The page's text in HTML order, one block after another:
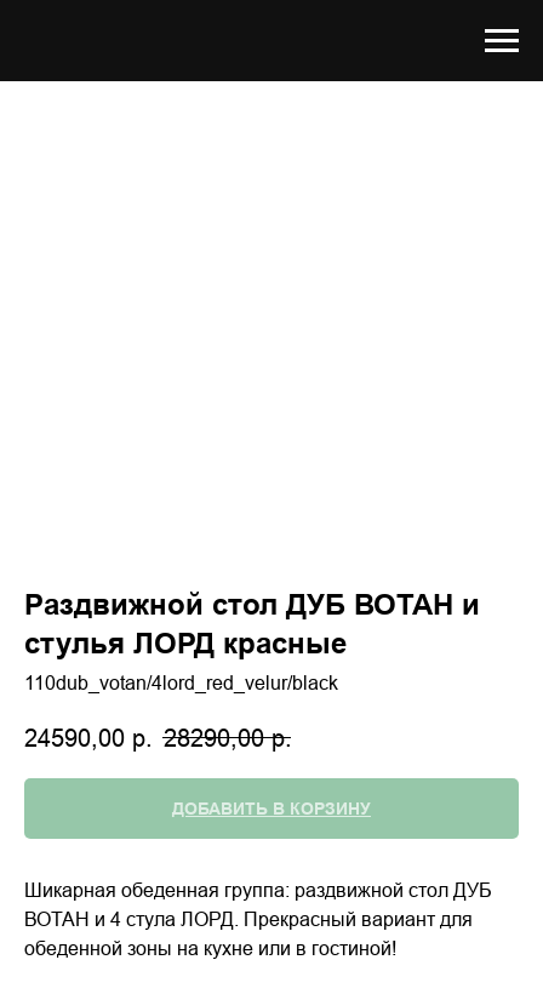
Раздвижной стол ДУБ ВОТАН и
стулья ЛОРД красные
110dub_votan/4lord_red_velur/black
24590,00 р. 28290,00 р.
ДОБАВИТЬ В КОРЗИНУ
Шикарная обеденная группа: раздвижной стол ДУБ
ВОТАН и 4 стула ЛОРД. Прекрасный вариант для
обеденной зоны на кухне или в гостиной!